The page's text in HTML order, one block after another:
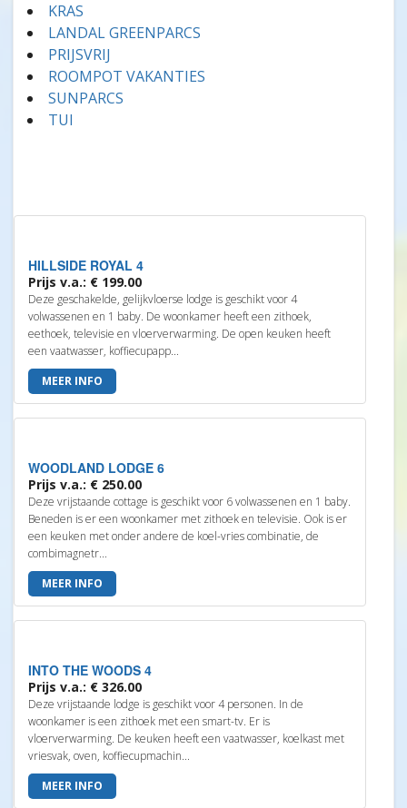
KRAS
LANDAL GREENPARCS
PRIJSVRIJ
ROOMPOT VAKANTIES
SUNPARCS
TUI
HILLSIDE ROYAL 4
Prijs v.a.: € 199.00
Deze geschakelde, gelijkvloerse lodge is geschikt voor 4
volwassenen en 1 baby. De woonkamer heeft een zithoek,
eethoek, televisie en vloerverwarming. De open keuken heeft
een vaatwasser, koffiecupapp...
MEER INFO
WOODLAND LODGE 6
Prijs v.a.: € 250.00
Deze vrijstaande cottage is geschikt voor 6 volwassenen en 1 baby.
Beneden is er een woonkamer met zithoek en televisie. Ook is er
een keuken met onder andere de koel-vries combinatie, de
combimagnetr...
MEER INFO
INTO THE WOODS 4
Prijs v.a.: € 326.00
Deze vrijstaande lodge is geschikt voor 4 personen. In de
woonkamer is een zithoek met een smart-tv. Er is
vloerverwarming. De keuken heeft een vaatwasser, koelkast met
vriesvak, oven, koffiecupmachin...
MEER INFO